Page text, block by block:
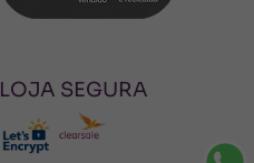
LOJA SEGURA